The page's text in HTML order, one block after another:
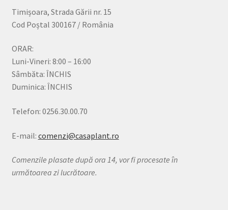
Timișoara, Strada Gării nr. 15
Cod Poștal 300167 / România
ORAR:
Luni-Vineri: 8:00 – 16:00
Sâmbăta: ÎNCHIS
Duminica: ÎNCHIS
Telefon: 0256.30.00.70
E-mail: comenzi@casaplant.ro
Comenzile plasate după ora 14, vor fi procesate în
următoarea zi lucrătoare.